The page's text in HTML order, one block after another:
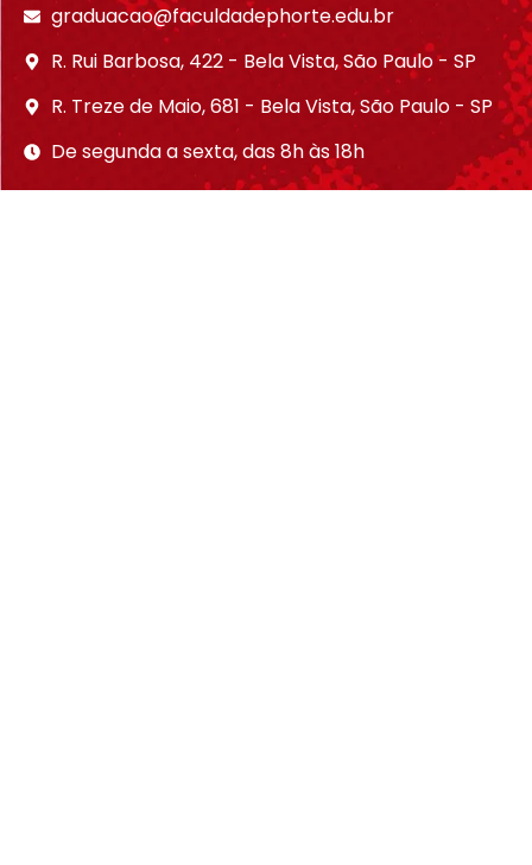
graduacao@faculdadephorte.edu.br
R. Rui Barbosa, 422 - Bela Vista, São Paulo - SP
R. Treze de Maio, 681 - Bela Vista, São Paulo - SP
De segunda a sexta, das 8h às 18h